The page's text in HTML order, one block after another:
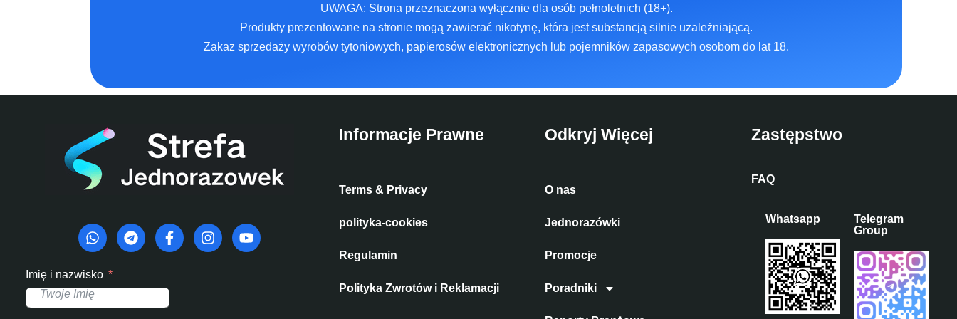
UWAGA: Strona przeznaczona wyłącznie dla osób pełnoletnich (18+).
Produkty prezentowane na stronie mogą zawierać nikotynę, która jest substancją silnie uzależniającą.
Zakaz sprzedaży wyrobów tytoniowych, papierosów elektronicznych lub pojemników zapasowych osobom do lat 18.
Imię i nazwisko
Informacje Prawne
Terms & Privacy
polityka-cookies
Regulamin
Polityka Zwrotów i Reklamacji
Odkryj Więcej
O nas
Jednorazówki
Promocje
Poradniki
Zastępstwo
FAQ
Whatsapp
Telegram
Group